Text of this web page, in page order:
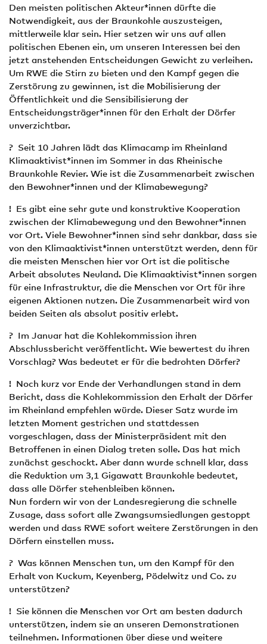
Den meisten politischen Akteur*innen dürfte die
Notwendigkeit, aus der Braunkohle auszusteigen,
mittlerweile klar sein. Hier setzen wir uns auf allen
politischen Ebenen ein, um unseren Interessen bei den
jetzt anstehenden Entscheidungen Gewicht zu verleihen.
Um RWE die Stirn zu bieten und den Kampf gegen die
Zerstörung zu gewinnen, ist die Mobilisierung der
Öffentlichkeit und die Sensibilisierung der
Entscheidungsträger*innen für den Erhalt der Dörfer
unverzichtbar.
? Seit 10 Jahren lädt das Klimacamp im Rheinland
Klimaaktivist*innen im Sommer in das Rheinische
Braunkohle Revier. Wie ist die Zusammenarbeit zwischen
den Bewohner*innen und der Klimabewegung?
! Es gibt eine sehr gute und konstruktive Kooperation
zwischen der Klimabewegung und den Bewohner*innen
vor Ort. Viele Bewohner*innen sind sehr dankbar, dass sie
von den Klimaaktivist*innen unterstützt werden, denn für
die meisten Menschen hier vor Ort ist die politische
Arbeit absolutes Neuland. Die Klimaaktivist*innen sorgen
für eine Infrastruktur, die die Menschen vor Ort für ihre
eigenen Aktionen nutzen. Die Zusammenarbeit wird von
beiden Seiten als absolut positiv erlebt.
? Im Januar hat die Kohlekommission ihren
Abschlussbericht veröffentlicht. Wie bewertest du ihren
Vorschlag? Was bedeutet er für die bedrohten Dörfer?
! Noch kurz vor Ende der Verhandlungen stand in dem
Bericht, dass die Kohlekommission den Erhalt der Dörfer
im Rheinland empfehlen würde. Dieser Satz wurde im
letzten Moment gestrichen und stattdessen
vorgeschlagen, dass der Ministerpräsident mit den
Betroffenen in einen Dialog treten solle. Das hat mich
zunächst geschockt. Aber dann wurde schnell klar, dass
die Reduktion um 3,1 Gigawatt Braunkohle bedeutet,
dass alle Dörfer stehenbleiben können.
Nun fordern wir von der Landesregierung die schnelle
Zusage, dass sofort alle Zwangsumsiedlungen gestoppt
werden und dass RWE sofort weitere Zerstörungen in den
Dörfern einstellen muss.
? Was können Menschen tun, um den Kampf für den
Erhalt von Kuckum, Keyenberg, Pödelwitz und Co. zu
unterstützen?
! Sie können die Menschen vor Ort am besten dadurch
unterstützen, indem sie an unseren Demonstrationen
teilnehmen. Informationen über diese und weitere